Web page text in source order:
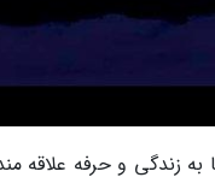
به زندگی و حرفه